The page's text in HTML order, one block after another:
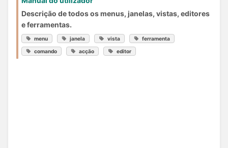
Descrição de todos os menus, janelas, vistas, editores
e ferramentas.
menu janela vista ferramenta
comando acção editor